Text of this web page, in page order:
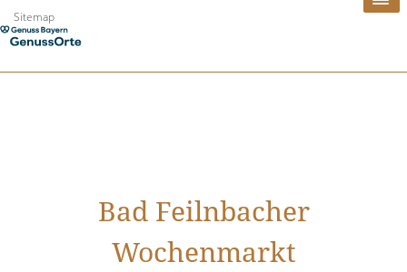
Zum
Inhalt
Sitemap
Bad Feilnbacher
Wochenmarkt